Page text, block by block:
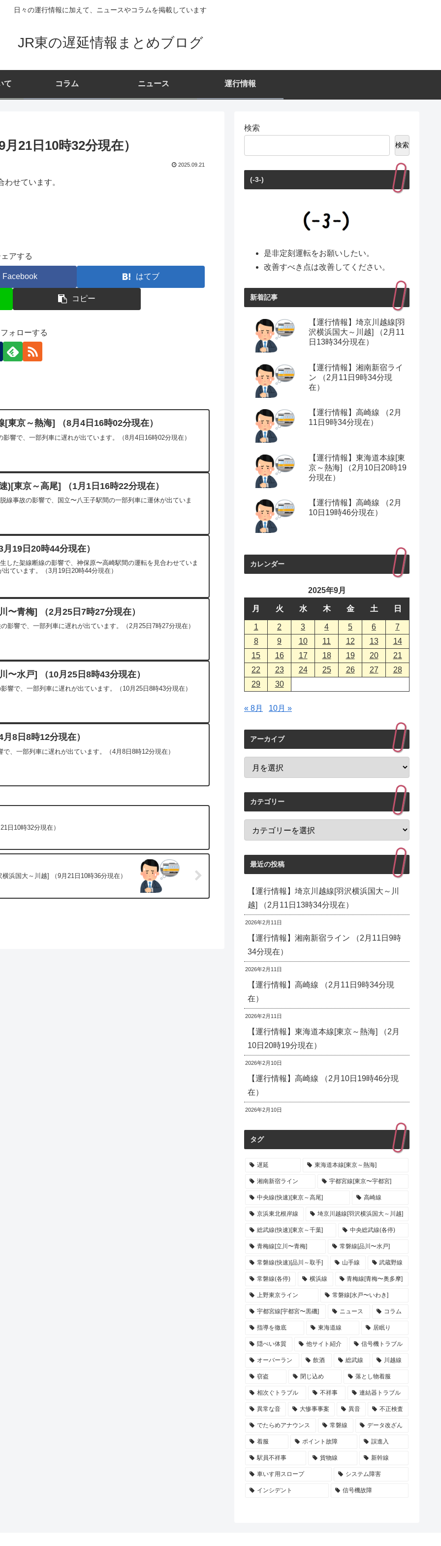
日々の運行情報に加えて、ニュースやコラムを掲載しています
JR東の遅延情報まとめブログ
て コラム ニュース 運行情報
21日10時32分現在）
2025.09.21
せています。
ェアする
Facebook はてブ
コピー
ォローする
[東京～熱海] （8月4日16時02分現在）
響で、一部列車に遅れが出ています。（8月4日16時02分現在）
)[東京～高尾] （1月1日16時22分現在）
線事故の影響で、国立〜八王子駅間の一部列車に運休が出ていま
19日20時44分現在）
した架線断線の影響で、神保原〜高崎駅間の運転を見合わせていま
ています。（3月19日20時44分現在）
〜青梅] （2月25日7時27分現在）
影響で、一部列車に遅れが出ています。（2月25日7時27分現在）
〜水戸] （10月25日8時43分現在）
響で、一部列車に遅れが出ています。（10月25日8時43分現在）
8日8時12分現在）
、一部列車に遅れが出ています。（4月8日8時12分現在）
日10時32分現在）
浜国大～川越] （9月21日10時36分現在）
検索
検索
(-3-)
是非定刻運転をお願いしたい。
改善すべき点は改善してください。
新着記事
【運行情報】埼京川越線[羽
沢横浜国大～川越] （2月11
日13時34分現在）
【運行情報】湘南新宿ライ
ン （2月11日9時34分現
在）
【運行情報】高崎線 （2月
11日9時34分現在）
【運行情報】東海道本線[東
京～熱海] （2月10日20時19
分現在）
【運行情報】高崎線 （2月
10日19時46分現在）
カレンダー
2025年9月
月 火 水 木 金 土 日
1 2 3 4 5 6
7
8
9 10 11 12 13
14
15
16 17 18 19 20
21
22
23 24 25 26 27
28
29
30
« 8月 10月 »
アーカイブ
カテゴリー
最近の投稿
【運行情報】埼京川越線[羽沢横浜国大～川
越] （2月11日13時34分現在）
2026年2月11日
【運行情報】湘南新宿ライン （2月11日9時
34分現在）
2026年2月11日
【運行情報】高崎線 （2月11日9時34分現
在）
2026年2月11日
【運行情報】東海道本線[東京～熱海] （2月
10日20時19分現在）
2026年2月10日
【運行情報】高崎線 （2月10日19時46分現
在）
2026年2月10日
タグ
遅延 東海道本線[東京～熱海]
湘南新宿ライン 宇都宮線[東京〜宇都宮]
中央線(快速)[東京～高尾] 高崎線
京浜東北根岸線 埼京川越線[羽沢横浜国大～川越]
総武線(快速)[東京～千葉] 中央総武線(各停)
青梅線[立川〜青梅] 常磐線[品川〜水戸]
常磐線(快速)[品川～取手] 山手線 武蔵野線
常磐線(各停) 横浜線 青梅線[青梅〜奥多摩]
上野東京ライン 常磐線[水戸〜いわき]
宇都宮線[宇都宮〜黒磯] ニュース コラム
指導を徹底 東海道線 居眠り
隠ぺい体質 他サイト紹介 信号機トラブル
オーバーラン 飲酒 総武線 川越線
窃盗 閉じ込め 落とし物着服
相次ぐトラブル 不祥事 連結器トラブル
異常な音 大惨事事案 異音 不正検査
でたらめアナウンス 常磐線 データ改ざん
着服 ポイント故障 誤進入
駅員不祥事 貨物線 新幹線
車いす用スロープ システム障害
インシデント 信号機故障